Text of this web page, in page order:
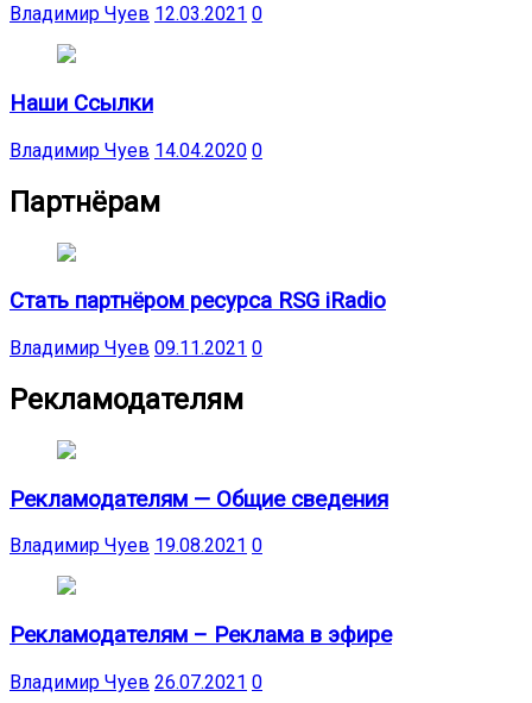
Владимир Чуев 12.03.2021 0
Наши Ссылки
Владимир Чуев 14.04.2020 0
Партнёрам
Стать партнёром ресурса RSG iRadio
Владимир Чуев 09.11.2021 0
Рекламодателям
Рекламодателям — Общие сведения
Владимир Чуев 19.08.2021 0
Рекламодателям – Реклама в эфире
Владимир Чуев 26.07.2021 0